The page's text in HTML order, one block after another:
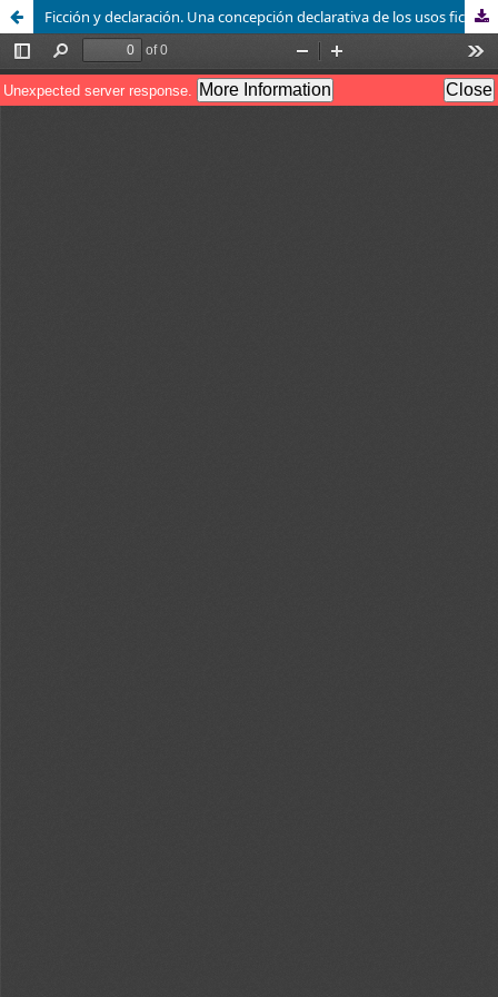
Ficción y declaración. Una concepción declarativa de los usos fictivos del lenguaje